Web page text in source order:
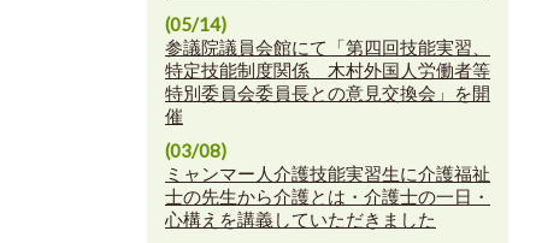
(05/14)
参議院議員会館にて「第四回技能実習、
特定技能制度関係 木村外国人労働者等
特別委員会委員長との意見交換会」を開
催
(03/08)
ミャンマー人介護技能実習生に介護福祉
士の先生から介護とは・介護士の一日・
心構えを講義していただきました